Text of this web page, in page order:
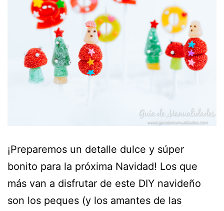
¡Preparemos un detalle dulce y súper
bonito para la próxima Navidad! Los que
más van a disfrutar de este DIY navideño
son los peques (y los amantes de las